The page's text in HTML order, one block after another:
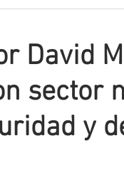
David
sector
y